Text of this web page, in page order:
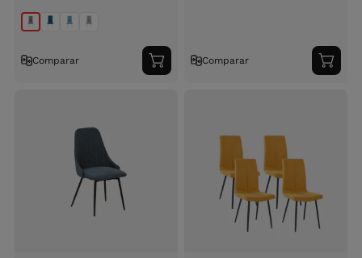
Comparar
Adicionar
ao
Comparar
ao